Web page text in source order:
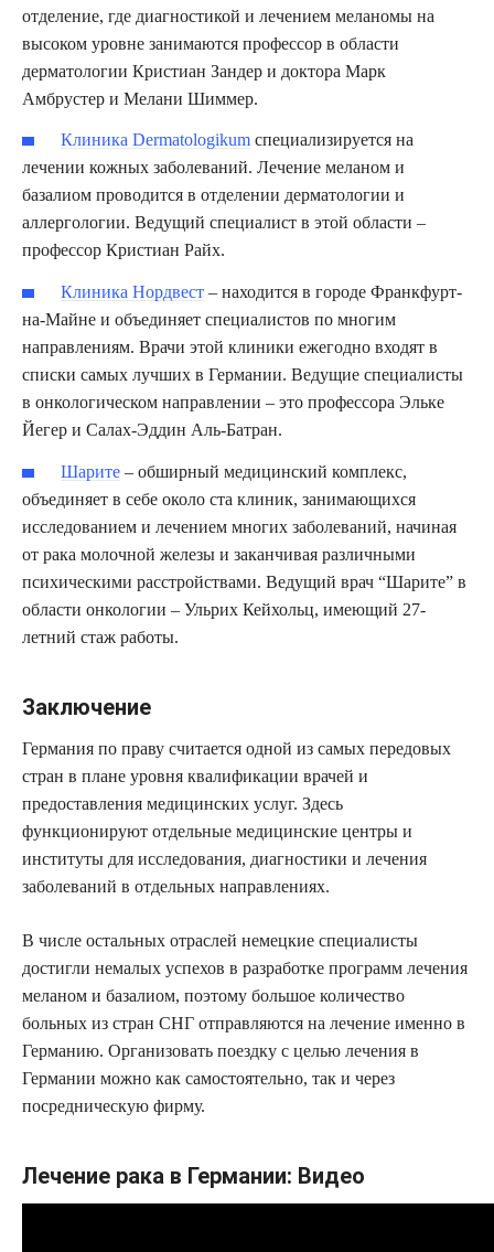
отделение, где диагностикой и лечением меланомы на
высоком уровне занимаются профессор в области
дерматологии Кристиан Зандер и доктора Марк
Амбрустер и Мелани Шиммер.
Клиника Dermatologikum специализируется на
лечении кожных заболеваний. Лечение меланом и
базалиом проводится в отделении дерматологии и
аллергологии. Ведущий специалист в этой области –
профессор Кристиан Райх.
Клиника Нордвест – находится в городе Франкфурт-
на-Майне и объединяет специалистов по многим
направлениям. Врачи этой клиники ежегодно входят в
списки самых лучших в Германии. Ведущие специалисты
в онкологическом направлении – это профессора Эльке
Йегер и Салах-Эддин Аль-Батран.
Шарите – обширный медицинский комплекс,
объединяет в себе около ста клиник, занимающихся
исследованием и лечением многих заболеваний, начиная
от рака молочной железы и заканчивая различными
психическими расстройствами. Ведущий врач “Шарите” в
области онкологии – Ульрих Кейхольц, имеющий 27-
летний стаж работы.
Заключение
Германия по праву считается одной из самых передовых
стран в плане уровня квалификации врачей и
предоставления медицинских услуг. Здесь
функционируют отдельные медицинские центры и
институты для исследования, диагностики и лечения
заболеваний в отдельных направлениях.
В числе остальных отраслей немецкие специалисты
достигли немалых успехов в разработке программ лечения
меланом и базалиом, поэтому большое количество
больных из стран СНГ отправляются на лечение именно в
Германию. Организовать поездку с целью лечения в
Германии можно как самостоятельно, так и через
посредническую фирму.
Лечение рака в Германии: Видео